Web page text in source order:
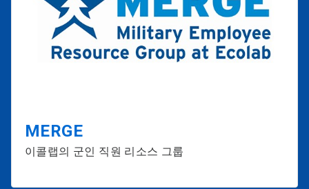
MERGE
이콜랩의 군인 직원 리소스 그룹